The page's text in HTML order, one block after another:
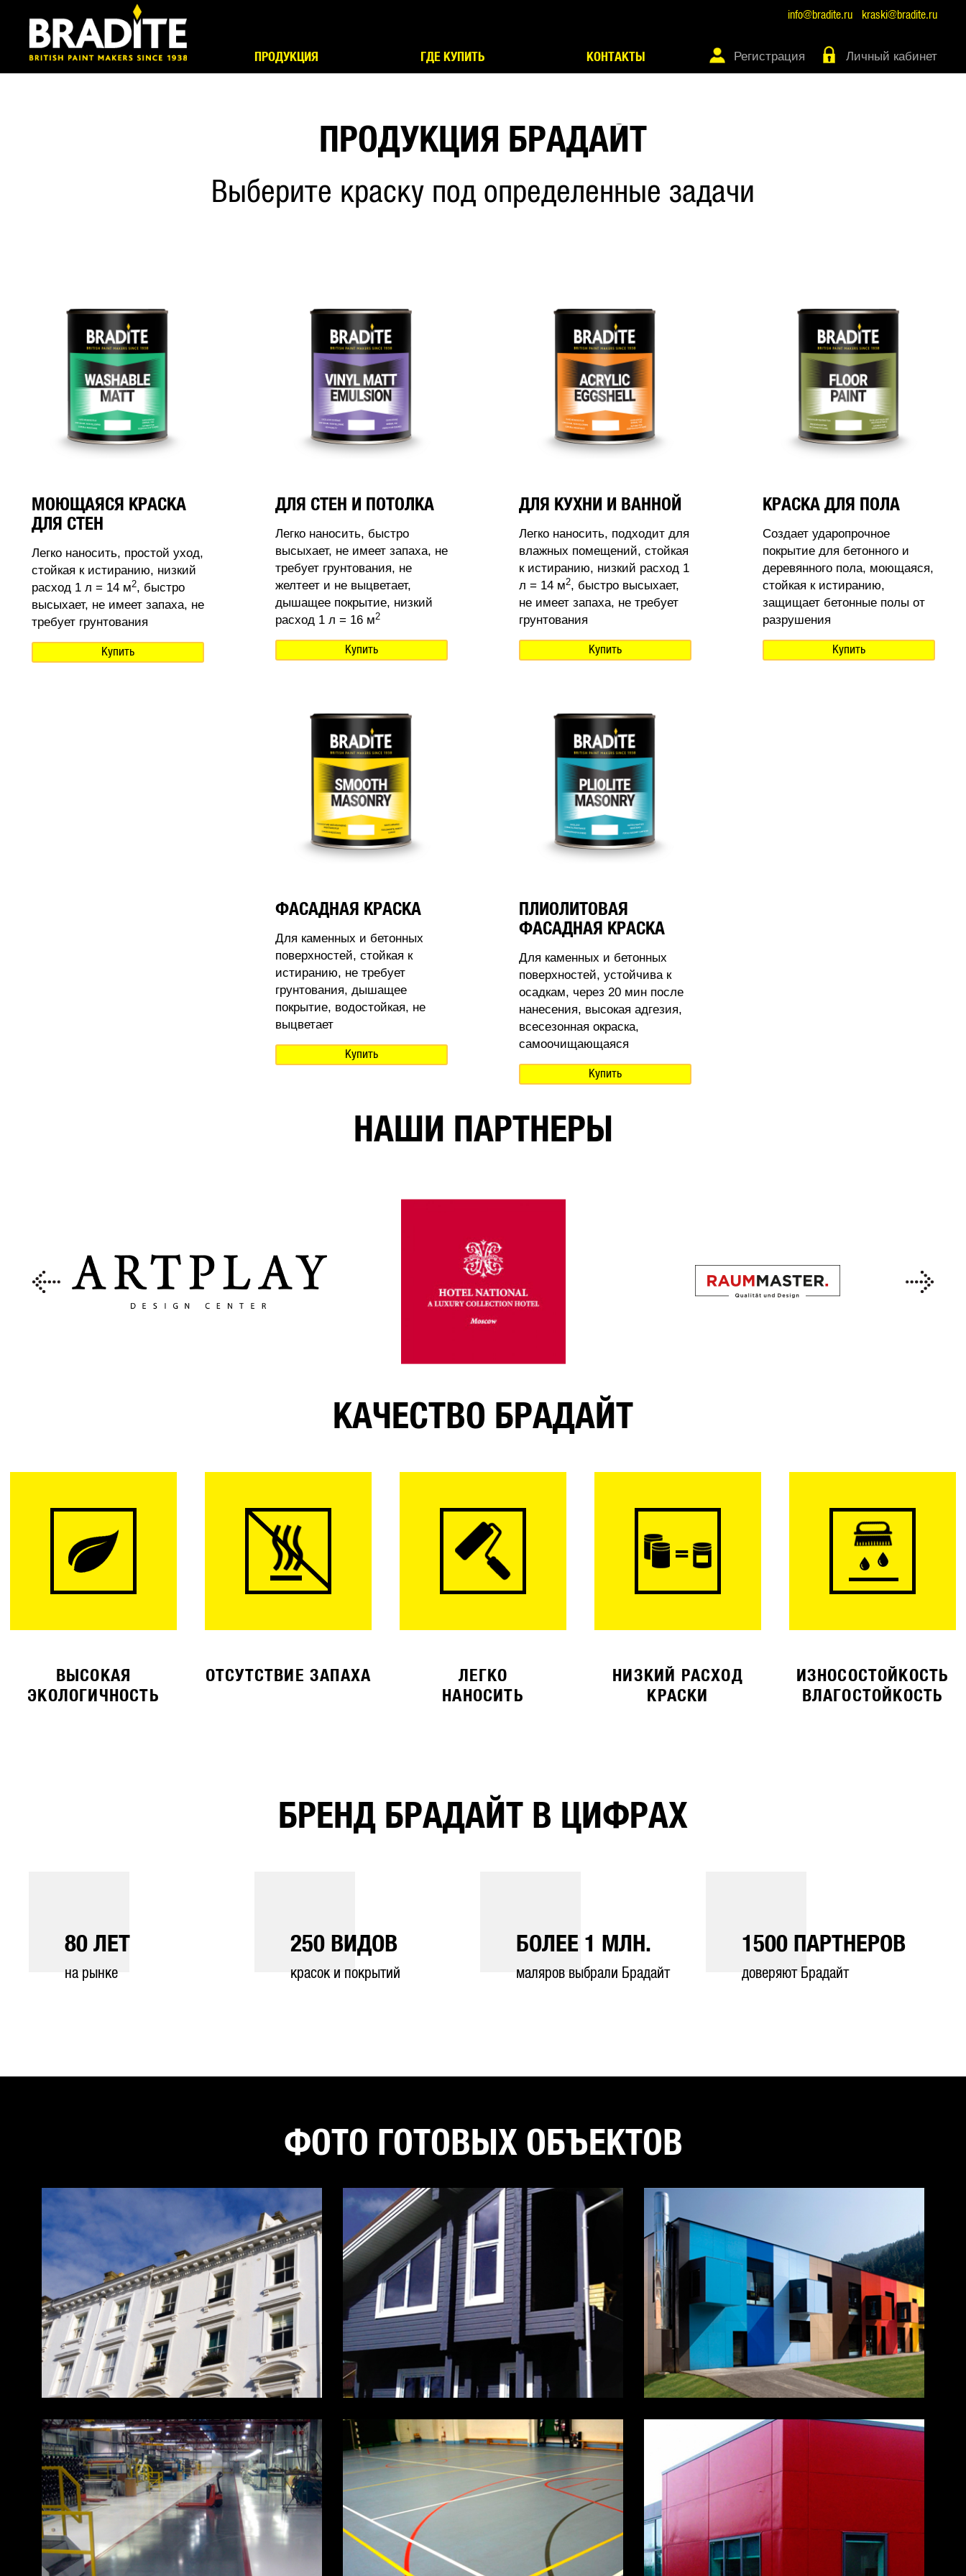
info@bradite.ru kraski@bradite.ru
ПРОДУКЦИЯ ГДЕ КУПИТЬ КОНТАКТЫ Регистрация Личный кабинет
ПРОДУКЦИЯ БРАДАЙТ
Выберите краску под определенные задачи
МОЮЩАЯСЯ КРАСКА
ДЛЯ СТЕН
Легко наносить, простой уход,
стойкая к истиранию, низкий
расход 1 л = 14 м2, быстро
высыхает, не имеет запаха, не
требует грунтования
Купить
ДЛЯ СТЕН И ПОТОЛКА
Легко наносить, быстро
высыхает, не имеет запаха, не
требует грунтования, не
желтеет и не выцветает,
дышащее покрытие, низкий
расход 1 л = 16 м2
Купить
ДЛЯ КУХНИ И ВАННОЙ
Легко наносить, подходит для
влажных помещений, стойкая
к истиранию, низкий расход 1
л = 14 м2, быстро высыхает,
не имеет запаха, не требует
грунтования
Купить
КРАСКА ДЛЯ ПОЛА
Создает ударопрочное
покрытие для бетонного и
деревянного пола, моющаяся,
стойкая к истиранию,
защищает бетонные полы от
разрушения
Купить
ФАСАДНАЯ КРАСКА
Для каменных и бетонных
поверхностей, стойкая к
истиранию, не требует
грунтования, дышащее
покрытие, водостойкая, не
выцветает
Купить
ПЛИОЛИТОВАЯ
ФАСАДНАЯ КРАСКА
Для каменных и бетонных
поверхностей, устойчива к
осадкам, через 20 мин после
нанесения, высокая адгезия,
всесезонная окраска,
самоочищающаяся
Купить
НАШИ ПАРТНЕРЫ
Previous
КАЧЕСТВО БРАДАЙТ
ВЫСОКАЯ
ЭКОЛОГИЧНОСТЬ
ОТСУТСТВИЕ ЗАПАХА
ЛЕГКО
НАНОСИТЬ
НИЗКИЙ РАСХОД
КРАСКИ
ИЗНОСОСТОЙКОСТЬ
ВЛАГОСТОЙКОСТЬ
БРЕНД БРАДАЙТ В ЦИФРАХ
80 ЛЕТ
на рынке
250 ВИДОВ
красок и покрытий
БОЛЕЕ 1 МЛН.
маляров выбрали Брадайт
1500 ПАРТНЕРОВ
доверяют Брадайт
ФОТО ГОТОВЫХ ОБЪЕКТОВ